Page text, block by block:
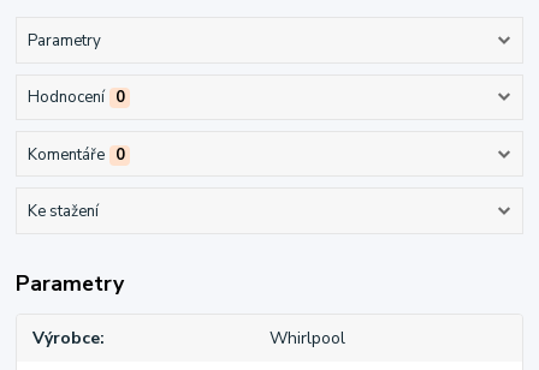
Parametry
Hodnocení 0
Komentáře 0
Ke stažení
Parametry
Výrobce Whirlpool